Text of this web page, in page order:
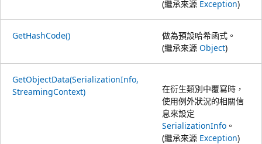
(繼承來源 Exception)
GetHashCode()
做為預設哈希函式。
(繼承來源 Object)
GetObjectData(SerializationInfo,
StreamingContext)
在衍生類別中覆寫時，
使用例外狀況的相關信
息來設定
SerializationInfo 。
(繼承來源 Exception)